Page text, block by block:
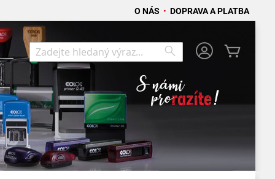
O NÁS • DOPRAVA A PLATBA
Search
Search